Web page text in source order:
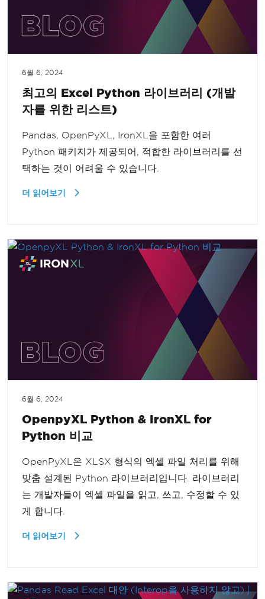
6월 6, 2024
최고의 Excel Python 라이브러리 (개발
자를 위한 리스트)
Pandas, OpenPyXL, IronXL을 포함한 여러
Python 패키지가 제공되어, 적합한 라이브러리를 선
택하는 것이 어려울 수 있습니다.
더 읽어보기
6월 6, 2024
OpenpyXL Python & IronXL for
Python 비교
OpenPyXL은 XLSX 형식의 엑셀 파일 처리를 위해
맞춤 설계된 Python 라이브러리입니다. 라이브러리
는 개발자들이 엑셀 파일을 읽고, 쓰고, 수정할 수 있
게 합니다.
더 읽어보기